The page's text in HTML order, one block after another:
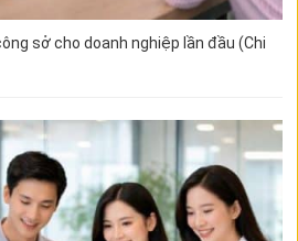
sở cho doanh nghiệp lần đầu (Chi